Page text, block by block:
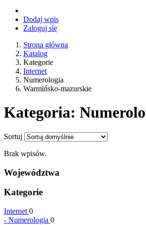
Dodaj wpis
Zaloguj się
Strona główna
Katalog
Kategorie
Internet
Numerologia
Warmińsko-mazurskie
Kategoria:
Sortuj
Brak wpisów.
Województwa
Kategorie
Internet 0
- Numerologia 0